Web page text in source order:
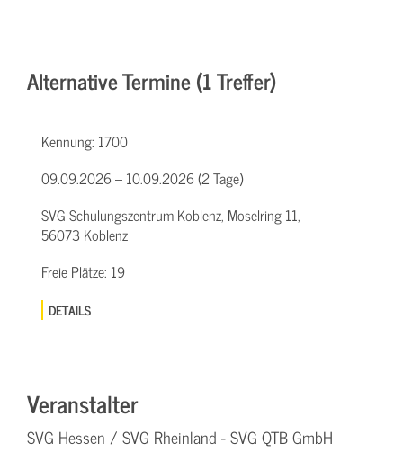
Alternative Termine (1 Treffer)
Kennung: 1700
09.09.2026 – 10.09.2026 (2 Tage)
SVG Schulungszentrum Koblenz, Moselring 11,
56073 Koblenz
Freie Plätze: 19
DETAILS
Veranstalter
SVG Hessen / SVG Rheinland - SVG QTB GmbH